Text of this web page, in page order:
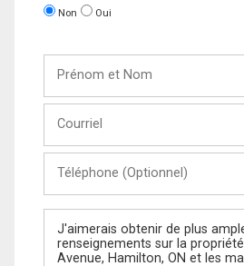
Non Oui
Nom
(Optionnel)
Message